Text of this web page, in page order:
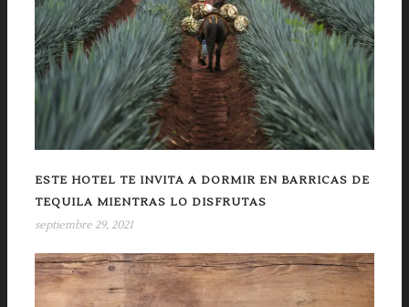
ESTE HOTEL TE INVITA A DORMIR EN BARRICAS DE
TEQUILA MIENTRAS LO DISFRUTAS
septiembre 29, 2021